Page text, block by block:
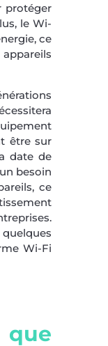
protéger
le Wi-
ce
être sur
date de
besoin
ce
Wi-Fi